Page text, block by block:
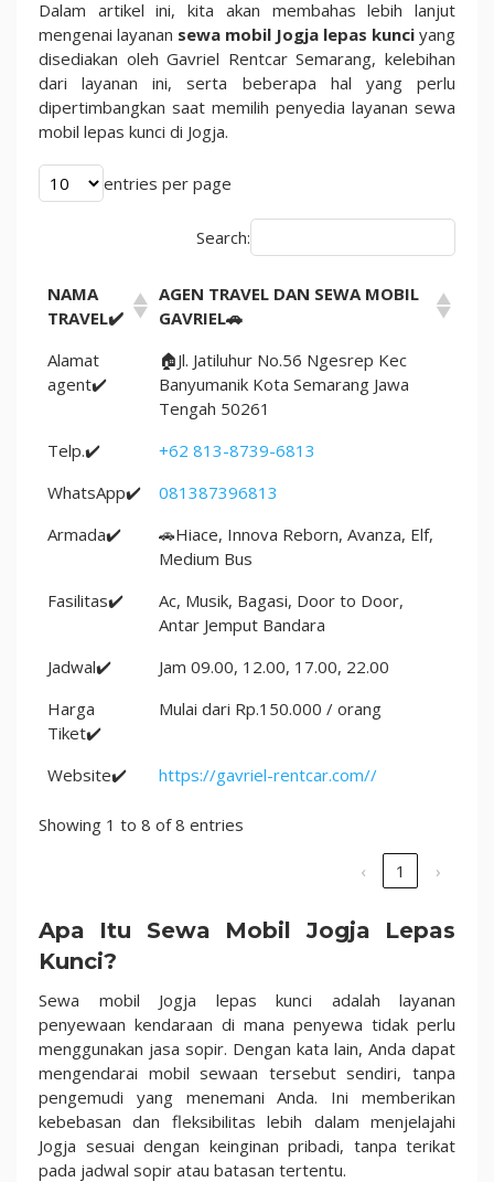
Dalam artikel ini, kita akan membahas lebih lanjut
mengenai layanan sewa mobil Jogja lepas kunci yang
disediakan oleh Gavriel Rentcar Semarang, kelebihan
dari layanan ini, serta beberapa hal yang perlu
dipertimbangkan saat memilih penyedia layanan sewa
mobil lepas kunci di Jogja.
entries per page
Search:
NAMA
TRAVEL✔️
AGEN TRAVEL DAN SEWA MOBIL
GAVRIEL🚗
Alamat
agent✔️
🏠Jl. Jatiluhur No.56 Ngesrep Kec
Banyumanik Kota Semarang Jawa
Tengah 50261
Telp.✔️
+62 813-8739-6813
WhatsApp✔️
081387396813
Armada✔️
🚗Hiace, Innova Reborn, Avanza, Elf,
Medium Bus
Fasilitas✔️
Ac, Musik, Bagasi, Door to Door,
Antar Jemput Bandara
Jadwal✔️
Jam 09.00, 12.00, 17.00, 22.00
Harga
Tiket✔️
Mulai dari Rp.150.000 / orang
Website✔️ https://gavriel-rentcar.com//
Showing 1 to 8 of 8 entries
‹ 1 ›
Apa Itu Sewa Mobil Jogja Lepas
Kunci?
Sewa mobil Jogja lepas kunci adalah layanan
penyewaan kendaraan di mana penyewa tidak perlu
menggunakan jasa sopir. Dengan kata lain, Anda dapat
mengendarai mobil sewaan tersebut sendiri, tanpa
pengemudi yang menemani Anda. Ini memberikan
kebebasan dan fleksibilitas lebih dalam menjelajahi
Jogja sesuai dengan keinginan pribadi, tanpa terikat
pada jadwal sopir atau batasan tertentu.